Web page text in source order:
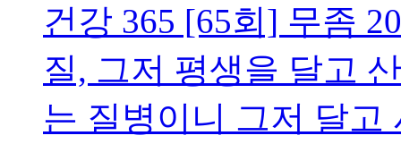
건강 365 [65회] 무좀
질, 그저 평생을 달고
는 질병이니 그저 달고